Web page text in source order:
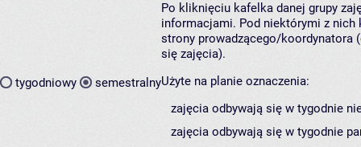
tygodniowy semestralny
Po kliknięciu kafelka danej grupy
informacjami. Pod niektórymi z nich
strony prowadzącego/koordynatora
się zajęcia).
Użyte na planie oznaczenia:
zajęcia odbywają się w tygodnie
zajęcia odbywają się w tygodnie